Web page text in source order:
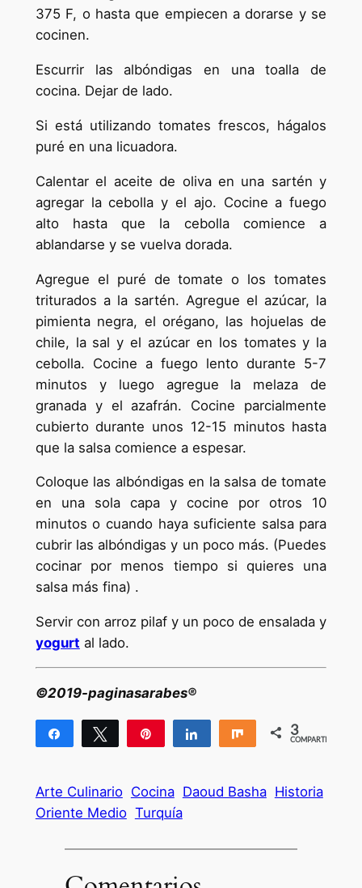
375 F, o hasta que empiecen a dorarse y se
cocinen.
Escurrir las albóndigas en una toalla de
cocina. Dejar de lado.
Si está utilizando tomates frescos, hágalos
puré en una licuadora.
Calentar el aceite de oliva en una sartén y
agregar la cebolla y el ajo. Cocine a fuego
alto hasta que la cebolla comience a
ablandarse y se vuelva dorada.
Agregue el puré de tomate o los tomates
triturados a la sartén. Agregue el azúcar, la
pimienta negra, el orégano, las hojuelas de
chile, la sal y el azúcar en los tomates y la
cebolla. Cocine a fuego lento durante 5-7
minutos y luego agregue la melaza de
granada y el azafrán. Cocine parcialmente
cubierto durante unos 12-15 minutos hasta
que la salsa comience a espesar.
Coloque las albóndigas en la salsa de tomate
en una sola capa y cocine por otros 10
minutos o cuando haya suficiente salsa para
cubrir las albóndigas y un poco más. (Puedes
cocinar por menos tiempo si quieres una
salsa más fina) .
Servir con arroz pilaf y un poco de ensalada y
yogurt al lado.
©2019-paginasarabes®
Compartir Twittear Compartir Compartir
3
COMPARTIR
Arte Culinario Cocina Daoud Basha Historia
Oriente Medio Turquía